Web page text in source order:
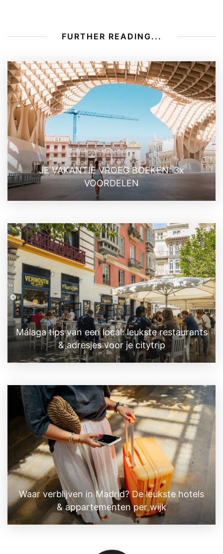
FURTHER READING...
JE VAKANTIE VROEG BOEKEN: 3x
VOORDELEN
Málaga tips van een local: leukste restaurants
& adresjes voor je citytrip
Waar verblijven in Madrid? De leukste hotels
& appartementen per wijk